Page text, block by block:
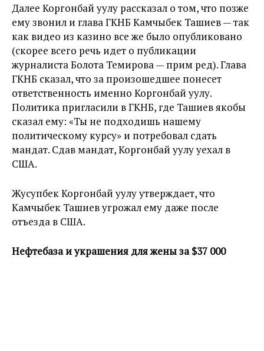
Далее Коргонбай уулу рассказал о том, что позже
ему звонил и глава ГКНБ Камчыбек Ташиев — так
как видео из казино все же было опубликовано
(скорее всего речь идет о публикации
журналиста Болота Темирова — прим ред). Глава
ГКНБ сказал, что за произошедшее понесет
ответственность именно Коргонбай уулу.
Политика пригласили в ГКНБ, где Ташиев якобы
сказал ему: «Ты не подходишь нашему
политическому курсу» и потребовал сдать
мандат. Сдав мандат, Коргонбай уулу уехал в
США.
Жусупбек Коргонбай уулу утверждает, что
Камчыбек Ташиев угрожал ему даже после
отъезда в США.
Нефтебаза и украшения для жены за $37 000